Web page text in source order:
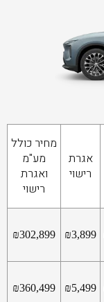
אגרת
רישוי
מחיר כולל
מע"מ
ואגרת
רישוי
₪3,899
₪302,899
₪5,499
₪360,499